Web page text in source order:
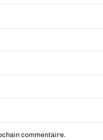
commentaire.